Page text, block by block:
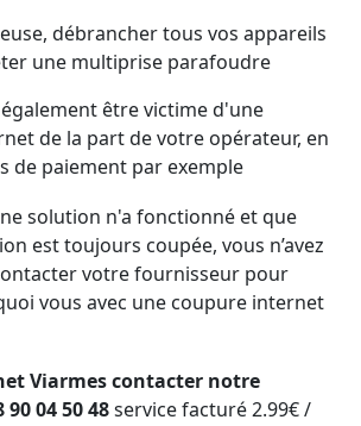
débrancher tous vos appareils
une multiprise parafoudre
être victime d'une
de la part de votre opérateur, en
de paiement par exemple
solution n'a fonctionné et que
est toujours coupée, vous n’avez
votre fournisseur pour
vous avec une coupure internet
Viarmes contacter notre
04 50 48service facturé 2.99€ /